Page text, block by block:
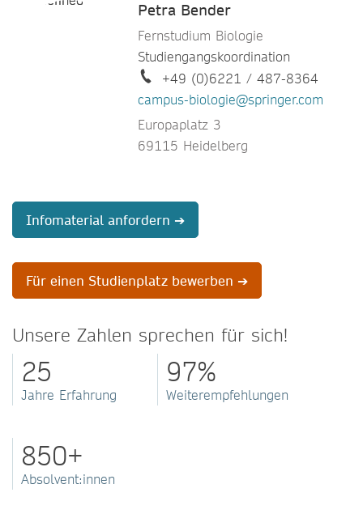
Petra Bender
Fernstudium Biologie
Studiengangskoordination
+49 (0)6221 / 487-8364
campus-biologie@springer.com
Europaplatz 3
69115 Heidelberg
Infomaterial anfordern ➔
Für einen Studienplatz bewerben ➔
Unsere Zahlen sprechen für sich!
25
Jahre Erfahrung
97%
Weiterempfehlungen
850+
Absolvent:innen